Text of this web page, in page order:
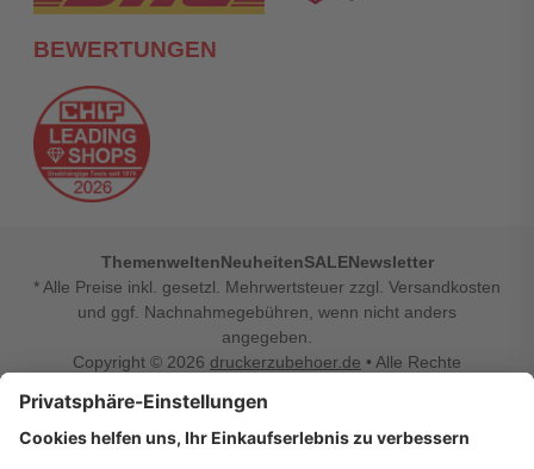
BEWERTUNGEN
ThemenweltenNeuheitenSALENewsletter
* Alle Preise inkl. gesetzl. Mehrwertsteuer zzgl. Versandkosten
und ggf. Nachnahmegebühren, wenn nicht anders
angegeben.
Copyright © 2026 druckerzubehoer.de • Alle Rechte
Vertrag widerrufen
Druckerzubehoer.de – preiswerte Qualität für Ihr Office